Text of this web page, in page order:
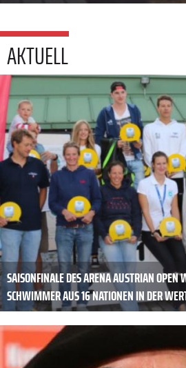
AKTUELL
SAISONFINALE DES ARENA AUSTRIAN
SCHWIMMER AUS 16 NATIONEN IN DER